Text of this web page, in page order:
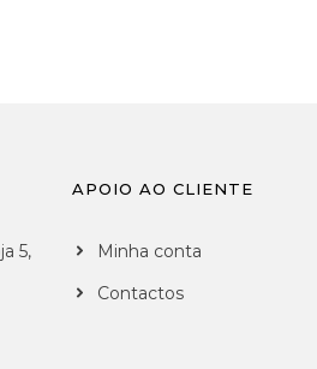
5,
APOIO AO CLIENTE
Minha conta
Contactos